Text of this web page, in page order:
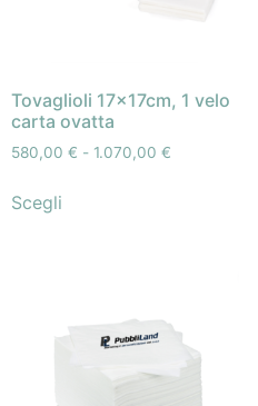
Tovaglioli 17x17cm, 1 velo
carta ovatta
580,00 € - 1.070,00 €
Scegli